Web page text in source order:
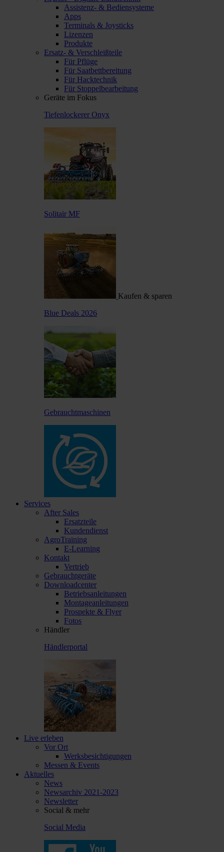
Assistenz- & Bediensysteme
Apps
Terminals & Joysticks
Lizenzen
Produkte
Ersatz- & Verschleißteile
Für Pflüge
Für Saatbettbereitung
Für Hacktechnik
Für Stoppelbearbeitung
Geräte im Fokus
Tiefenlockerer Onyx
Solitair MF
Kaufen & sparen
Blue Deals 2026
Gebrauchtmaschinen
Services
After Sales
Ersatzteile
Kundendienst
AgroTraining
E-Learning
Kontakt
Vertrieb
Gebrauchtgeräte
Downloadcenter
Betriebsanleitungen
Montageanleitungen
Prospekte & Flyer
Fotos
Händler
Händlerportal
Live erleben
Vor Ort
Werksbesichtigungen
Messen & Events
Aktuelles
News
Newsarchiv 2021-2023
Newsletter
Social & mehr
Social Media